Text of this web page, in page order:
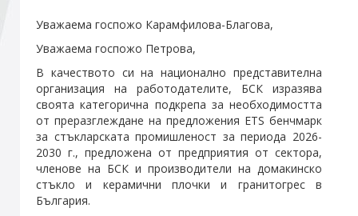
Уважаема госпожо Карамфилова-Благова,
Уважаема госпожо Петрова,
В качеството си на национално представителна
организация на работодателите, БСК изразява
своята категорична подкрепа за необходимостта
от преразглеждане на предложения ETS бенчмарк
за стъкларската промишленост за периода 2026-
2030 г., предложена от предприятия от сектора,
членове на БСК и производители на домакинско
стъкло и керамични плочки и гранитогрес в
България.